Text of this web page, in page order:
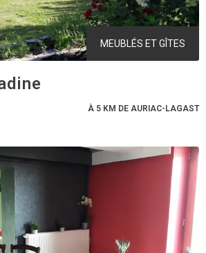
MEUBLÉS ET GÎTES
À 5 KM DE AURIAC-LAGAST